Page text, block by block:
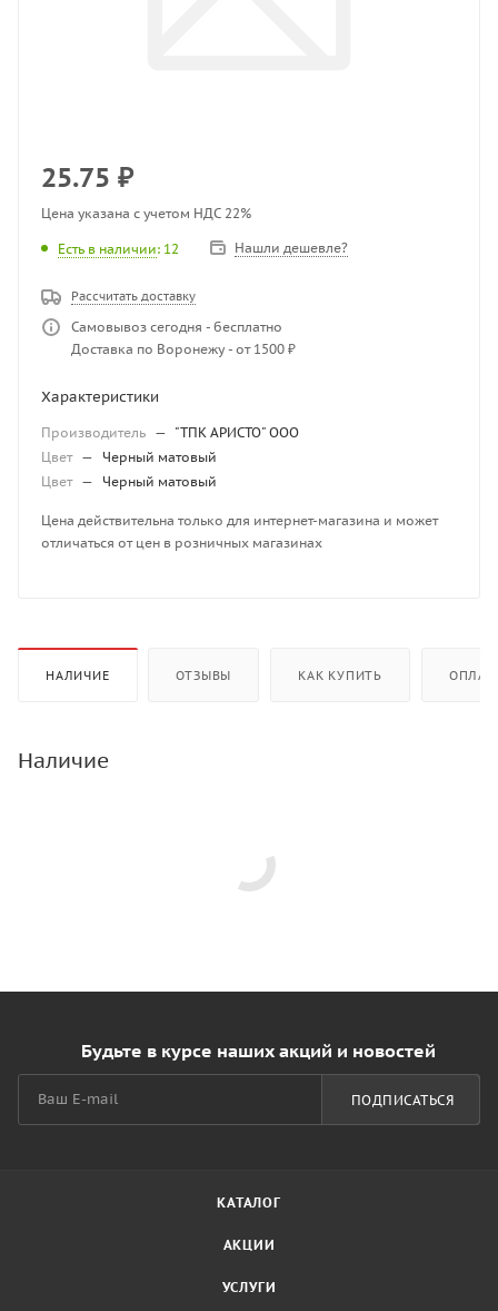
25.75 ₽
Цена указана с учетом НДС 22%
Есть в наличии: 12 Нашли дешевле?
Рассчитать доставку
Самовывоз сегодня - бесплатно
Доставка по Воронежу - от 1500 ₽
Характеристики
Производитель — "ТПК АРИСТО" ООО
Цвет —
Черный матовый
Цвет — Черный матовый
Цена действительна только для интернет-магазина и может
отличаться от цен в розничных магазинах
НАЛИЧИЕ ОТЗЫВЫ КАК КУПИТЬ
Наличие
Будьте в курсе наших акций и новостей
ПОДПИСАТЬСЯ
КАТАЛОГ
АКЦИИ
УСЛУГИ